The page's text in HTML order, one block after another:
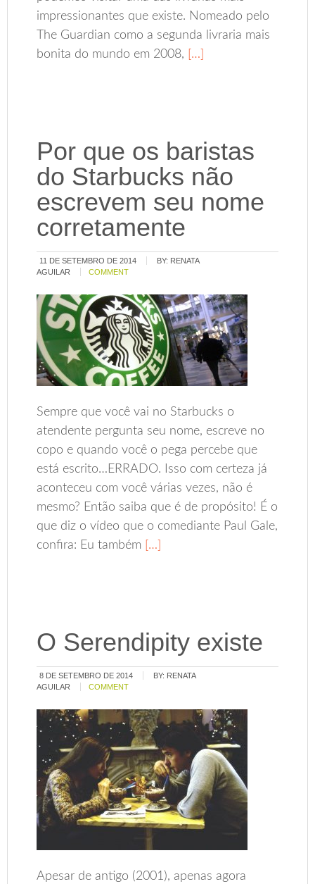
impressionantes que existe. Nomeado pelo
The Guardian como a segunda livraria mais
bonita do mundo em 2008, […]
Por que os baristas
do Starbucks não
escrevem seu nome
corretamente
11 DE SETEMBRO DE 2014 BY: RENATA
AGUILAR
COMMENT
Sempre que você vai no Starbucks o
atendente pergunta seu nome, escreve no
copo e quando você o pega percebe que
está escrito…ERRADO. Isso com certeza já
aconteceu com você várias vezes, não é
mesmo? Então saiba que é de propósito! É o
que diz o vídeo que o comediante Paul Gale,
confira: Eu também […]
O Serendipity existe
8 DE SETEMBRO DE 2014 BY: RENATA
AGUILAR
COMMENT
Apesar de antigo (2001), apenas agora